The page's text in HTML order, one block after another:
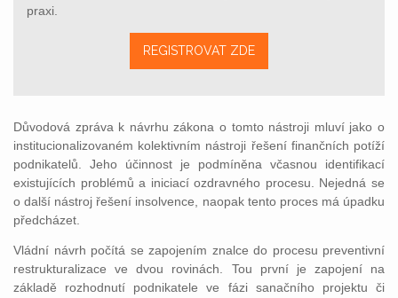
praxi.
REGISTROVAT ZDE
Důvodová zpráva k návrhu zákona o tomto nástroji mluví jako o
institucionalizovaném kolektivním nástroji řešení finančních potíží
podnikatelů. Jeho účinnost je podmíněna včasnou identifikací
existujících problémů a iniciací ozdravného procesu. Nejedná se
o další nástroj řešení insolvence, naopak tento proces má úpadku
předcházet.
Vládní návrh počítá se zapojením znalce do procesu preventivní
restrukturalizace ve dvou rovinách. Tou první je zapojení na
základě rozhodnutí podnikatele ve fázi sanačního projektu či